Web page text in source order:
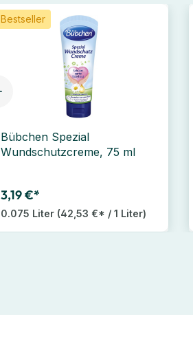
Bestseller
Bübchen Spezial
Wundschutzcreme, 75 ml
3,19 €*
0.075 Liter (42,53 €* / 1 Liter)